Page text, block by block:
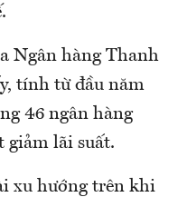
Ngân hàng Thanh
tính từ đầu năm
46 ngân hàng
giảm lãi suất.
xu hướng trên khi